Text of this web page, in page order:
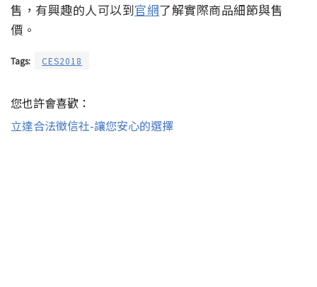
售，有興趣的人可以到官網了解實際商品細節與售
價。
Tags: CES2018
您也許會喜歡：
立達合法徵信社-讓您安心的選擇